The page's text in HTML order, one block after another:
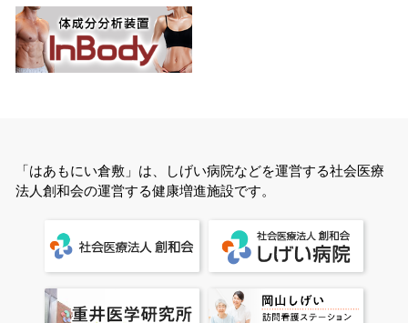
「はあもにい倉敷」は、しげい病院などを運営する社会医療
法人創和会の運営する健康増進施設です。